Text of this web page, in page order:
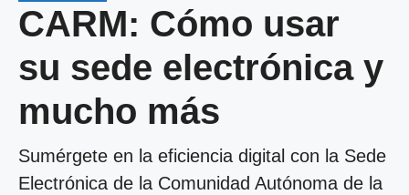
CARM: Cómo usar
su sede electrónica y
mucho más
Sumérgete en la eficiencia digital con la Sede
Electrónica de la Comunidad Autónoma de la